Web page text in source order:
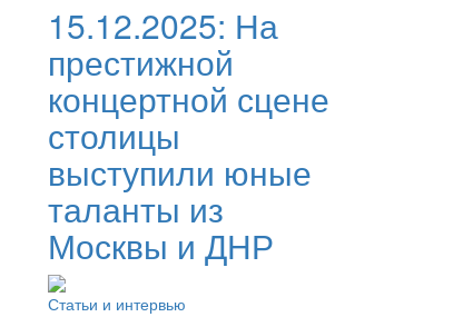
15.12.2025: На
престижной
концертной сцене
столицы
выступили юные
таланты из
Москвы и ДНР
Статьи и интервью